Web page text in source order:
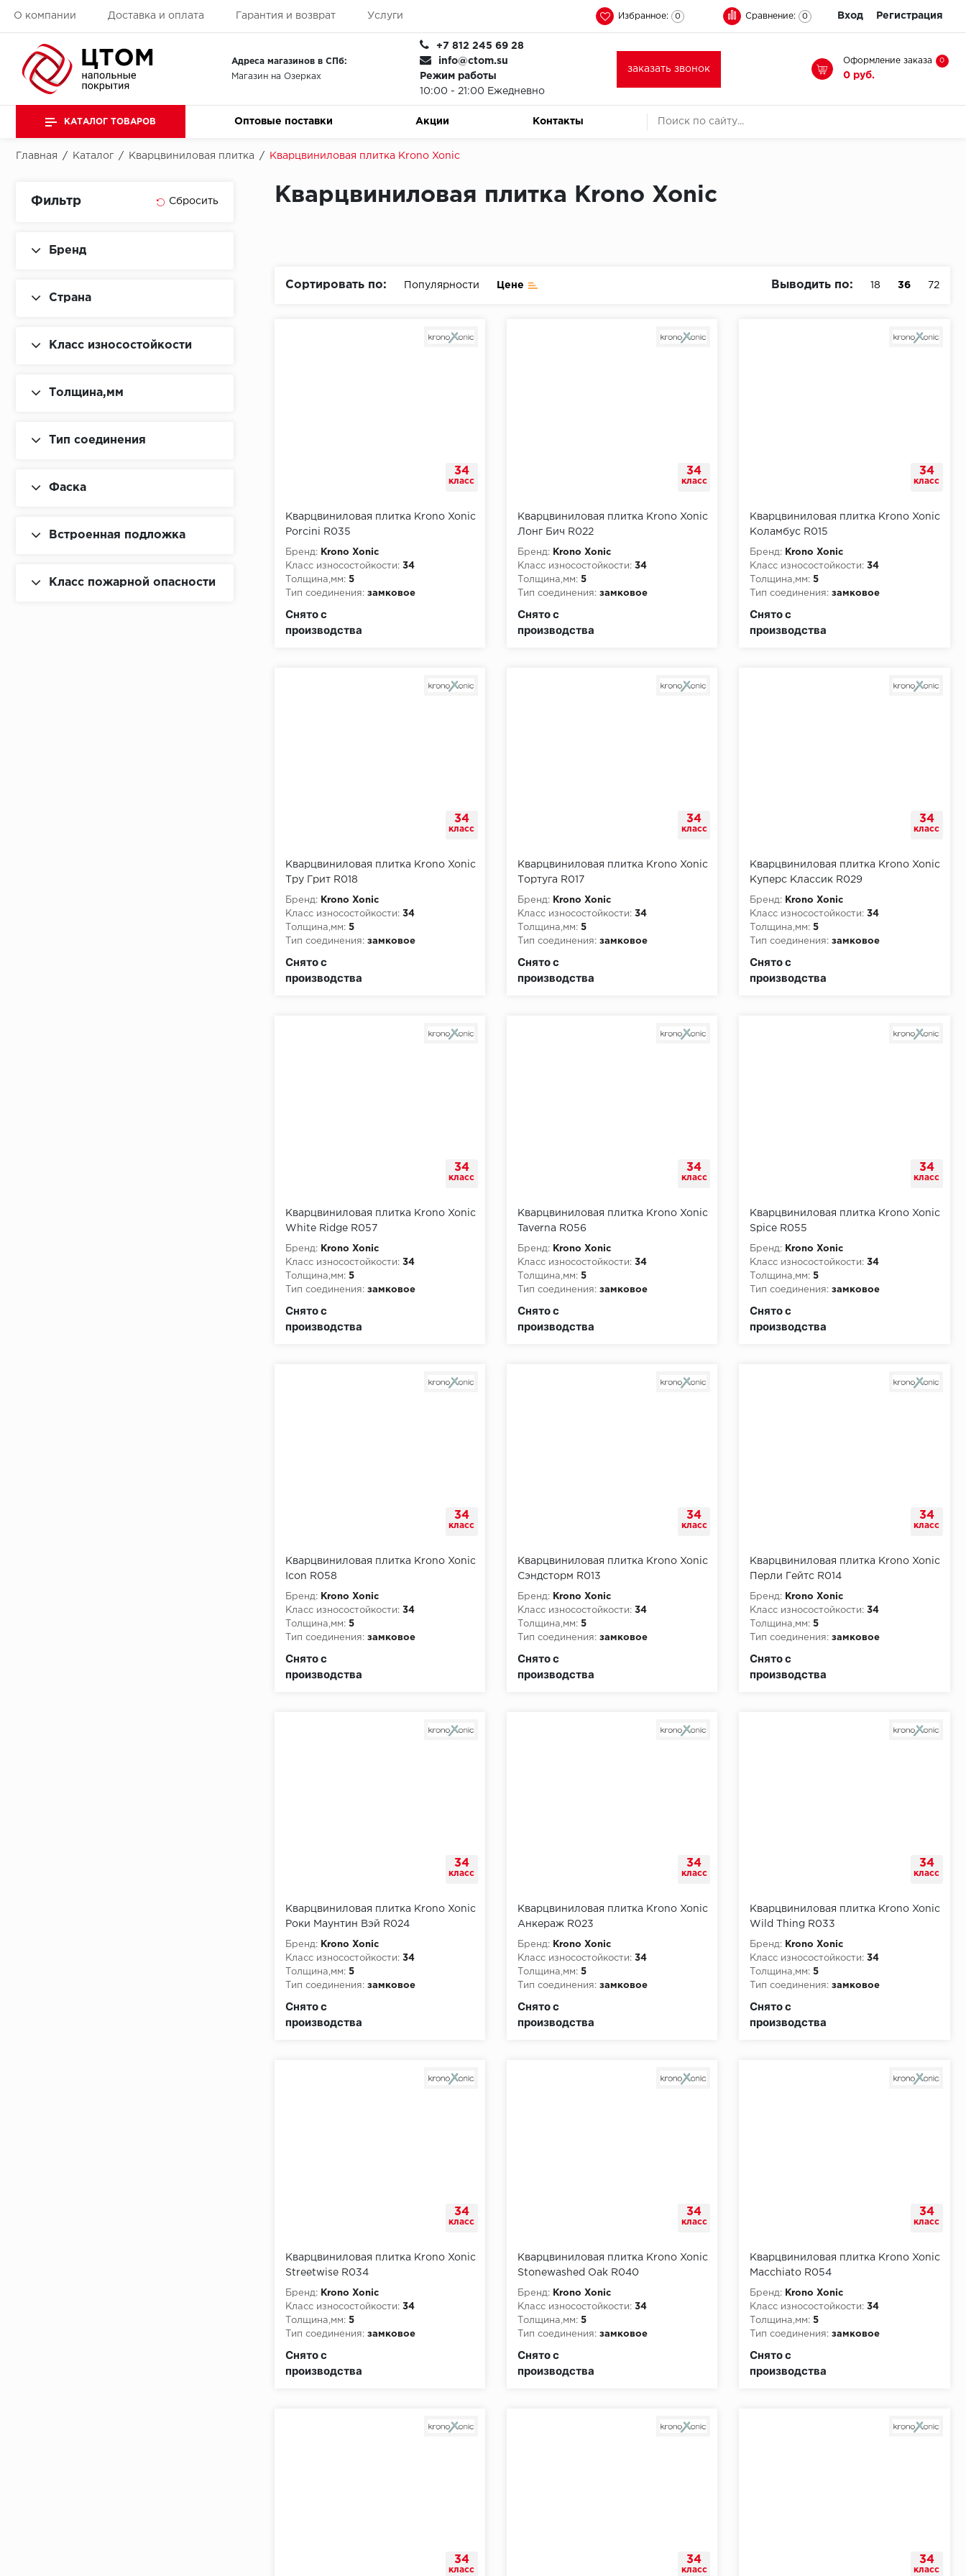
О компании Доставка и оплата Гарантия и возврат Услуги Избранное: 0 Сравнение: 0 Вход Регистрация
Адреса магазинов в СПб:
Магазин на Озерках
+7 812 245 69 28
info@ctom.su
Режим работы
10:00 - 21:00 Ежедневно
заказать звонок
Оформление заказа 0
0 руб.
КАТАЛОГ ТОВАРОВ Оптовые поставки Акции Контакты
Главная / Каталог / Кварцвиниловая плитка / Кварцвиниловая плитка Krono Xonic
Фильтр
Бренд
Страна
Класс износостойкости
Толщина,мм
Тип соединения
Фаска
Встроенная подложка
Класс пожарной опасности
Кварцвиниловая плитка Krono Xonic
Сортировать по: Популярности Цене Выводить по: 18 36 72
34
класс
Кварцвиниловая плитка Krono Xonic
Porcini R035
Бренд:
Krono Xonic
Класс износостойкости: 34
Толщина,мм: 5
Тип соединения: замковое
Снято с
производства
34
класс
Кварцвиниловая плитка Krono Xonic
Лонг Бич R022
Бренд:
Krono Xonic
Класс износостойкости: 34
Толщина,мм: 5
Тип соединения: замковое
Снято с
производства
34
класс
Кварцвиниловая плитка Krono Xonic
Коламбус R015
Бренд:
Krono Xonic
Класс износостойкости: 34
Толщина,мм: 5
Тип соединения: замковое
Снято с
производства
34
класс
Кварцвиниловая плитка Krono Xonic
Тру Грит R018
Бренд:
Krono Xonic
Класс износостойкости: 34
Толщина,мм: 5
Тип соединения: замковое
Снято с
производства
34
класс
Кварцвиниловая плитка Krono Xonic
Тортуга R017
Бренд:
Krono Xonic
Класс износостойкости: 34
Толщина,мм: 5
Тип соединения: замковое
Снято с
производства
34
класс
Кварцвиниловая плитка Krono Xonic
Куперс Классик R029
Бренд:
Krono Xonic
Класс износостойкости: 34
Толщина,мм: 5
Тип соединения: замковое
Снято с
производства
34
класс
Кварцвиниловая плитка Krono Xonic
White Ridge R057
Бренд:
Krono Xonic
Класс износостойкости: 34
Толщина,мм: 5
Тип соединения: замковое
Снято с
производства
34
класс
Кварцвиниловая плитка Krono Xonic
Taverna R056
Бренд:
Krono Xonic
Класс износостойкости: 34
Толщина,мм: 5
Тип соединения: замковое
Снято с
производства
34
класс
Кварцвиниловая плитка Krono Xonic
Spice R055
Бренд:
Krono Xonic
Класс износостойкости: 34
Толщина,мм: 5
Тип соединения: замковое
Снято с
производства
34
класс
Кварцвиниловая плитка Krono Xonic
Icon R058
Бренд:
Krono Xonic
Класс износостойкости: 34
Толщина,мм: 5
Тип соединения: замковое
Снято с
производства
34
класс
Кварцвиниловая плитка Krono Xonic
Сэндсторм R013
Бренд:
Krono Xonic
Класс износостойкости: 34
Толщина,мм: 5
Тип соединения: замковое
Снято с
производства
34
класс
Кварцвиниловая плитка Krono Xonic
Перли Гейтс R014
Бренд:
Krono Xonic
Класс износостойкости: 34
Толщина,мм: 5
Тип соединения: замковое
Снято с
производства
34
класс
Кварцвиниловая плитка Krono Xonic
Роки Маунтин Вэй R024
Бренд:
Krono Xonic
Класс износостойкости: 34
Толщина,мм: 5
Тип соединения: замковое
Снято с
производства
34
класс
Кварцвиниловая плитка Krono Xonic
Анкераж R023
Бренд:
Krono Xonic
Класс износостойкости: 34
Толщина,мм: 5
Тип соединения: замковое
Снято с
производства
34
класс
Кварцвиниловая плитка Krono Xonic
Wild Thing R033
Бренд:
Krono Xonic
Класс износостойкости: 34
Толщина,мм: 5
Тип соединения: замковое
Снято с
производства
34
класс
Кварцвиниловая плитка Krono Xonic
Streetwise R034
Бренд:
Krono Xonic
Класс износостойкости: 34
Толщина,мм: 5
Тип соединения: замковое
Снято с
производства
34
класс
Кварцвиниловая плитка Krono Xonic
Stonewashed Oak R040
Бренд:
Krono Xonic
Класс износостойкости: 34
Толщина,мм: 5
Тип соединения: замковое
Снято с
производства
34
класс
Кварцвиниловая плитка Krono Xonic
Macchiato R054
Бренд:
Krono Xonic
Класс износостойкости: 34
Толщина,мм: 5
Тип соединения: замковое
Снято с
производства
34
класс
34
класс
34
класс